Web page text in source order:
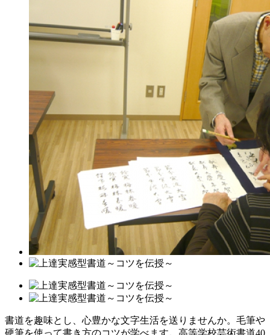
書道を趣味とし、心豊かな文字生活を送りませんか。毛筆や
硬筆を使って書き方のコツが学べます。高等学校芸術書道40